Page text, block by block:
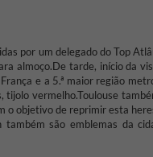
por um delegado do Top
almoço.De tarde, início da
e a 5.ª maior região
tijolo vermelho.Toulouse
o objetivo de reprimir esta
são emblemas da